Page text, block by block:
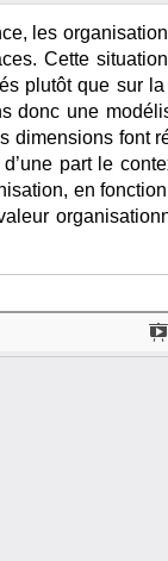
les
Cette
plutôt que sur
donc une
dimensions font
part le
en